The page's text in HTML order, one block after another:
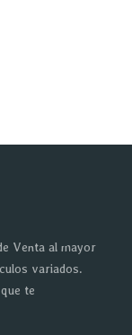
Venta al mayor
variados.
te